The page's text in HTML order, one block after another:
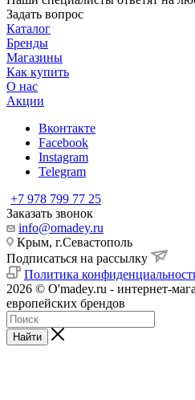
Задать вопрос
Каталог
Бренды
Магазины
Как купить
О нас
Акции
Вконтакте
Facebook
Instagram
Telegram
+7 978 799 77 25
Заказать звонок
info@omadey.ru
Крым, г.Севастополь
Подписаться на рассылку
Политика
2026 © O'madey.ru - интернет-
европейских брендов
Найти